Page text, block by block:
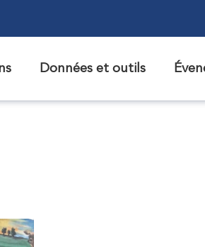
Données et outils